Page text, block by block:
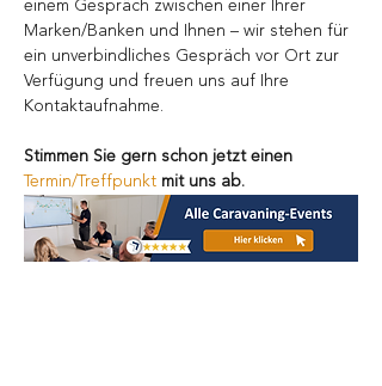
einem Gespräch zwischen einer Ihrer
Marken/Banken und Ihnen – wir stehen für
ein unverbindliches Gespräch vor Ort zur
Verfügung und freuen uns auf Ihre
Kontaktaufnahme.
Stimmen Sie gern schon jetzt einen
Termin/Treffpunkt mit uns ab.